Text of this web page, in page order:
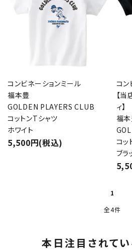
コンビネーションミール
福本豊
GOLDEN PLAYERS CLUB
コットンTシャツ
ホワイト
5,500円(税込)
コン
【
ィ】
福
コッ
ブラ
1
全4件
本日注目されてい